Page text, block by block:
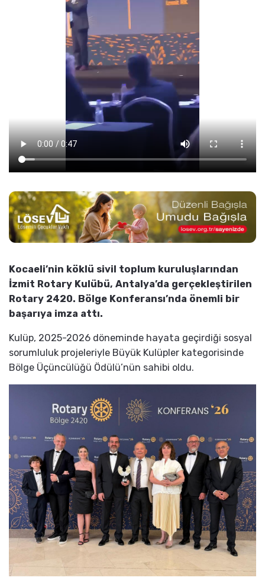
Kocaeli’nin köklü sivil toplum kuruluşlarından
İzmit Rotary Kulübü, Antalya’da gerçekleştirilen
Rotary 2420. Bölge Konferansı’nda önemli bir
başarıya imza attı.
Kulüp, 2025-2026 döneminde hayata geçirdiği sosyal
sorumluluk projeleriyle Büyük Kulüpler kategorisinde
Bölge Üçüncülüğü Ödülü’nün sahibi oldu.